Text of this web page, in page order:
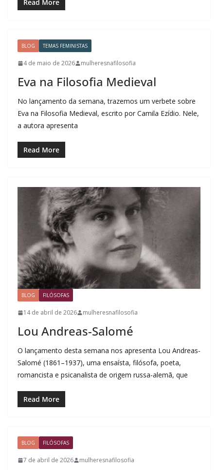
Read More
BLOG TEMAS FEMINISTAS
4 de maio de 2026 mulheresnafilosofia
Eva na Filosofia Medieval
No lançamento da semana, trazemos um verbete sobre
Eva na Filosofia Medieval, escrito por Camila Ezídio. Nele,
a autora apresenta
Read More
BLOG FILÓSOFAS
14 de abril de 2026 mulheresnafilosofia
Lou Andreas-Salomé
O lançamento desta semana nos apresenta Lou Andreas-
Salomé (1861–1937), uma ensaísta, filósofa, poeta,
romancista e psicanalista de origem russa-alemã, que
Read More
BLOG FILÓSOFAS
7 de abril de 2026 mulheresnafilosofia